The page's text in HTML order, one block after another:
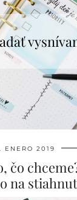
ENERO 2019
čo
na